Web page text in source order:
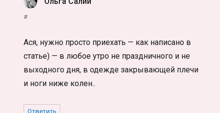
#
Ася, нужно просто приехать — как написано в
статье) — в любое утро не праздничного и не
выходного дня, в одежде закрывающей плечи
и ноги ниже колен..
Ответить